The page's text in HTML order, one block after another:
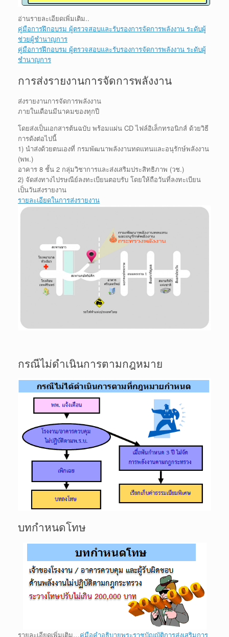
อ่านรายละเอียดเพิ่มเติม..
คู่มือการฝึกอบรม ผู้ตรวจสอบและรับรองการจัดการพลังงาน ระดับผู้
ช่วยผู้ชำนาญการ
คู่มือการฝึกอบรม ผู้ตรวจสอบและรับรองการจัดการพลังงาน ระดับผู้
ชำนาญการ
การส่งรายงานการจัดการพลังงาน
ส่งรายงานการจัดการพลังงาน
ภายในเดือนมีนาคมของทุกปี
โดยส่งเป็นเอกสารต้นฉบับ พร้อมแผ่น CD ไฟล์อิเล็กทรอนิกส์ ด้วยวิธี
การดังต่อไปนี้
1) นำส่งด้วยตนเองที่ กรมพัฒนาพลังงานทดแทนและอนุรักษ์พลังงาน
(พพ.)
อาคาร 8 ชั้น 2 กลุ่มวิชาการและส่งเสริมประสิทธิภาพ (วช.)
2) จัดส่งทางไปรษณีย์ลงทะเบียนตอบรับ โดยให้ถือวันที่ลงทะเบียน
เป็นวันส่งรายงาน
รายละเอียดในการส่งรายงาน
กรณีไม่ดำเนินการตามกฎหมาย
บทกำหนดโทษ
รายละเอียดเพิ่มเติม…คู่มือคำอธิบายพระราชบัญญัติการส่งเสริมการ